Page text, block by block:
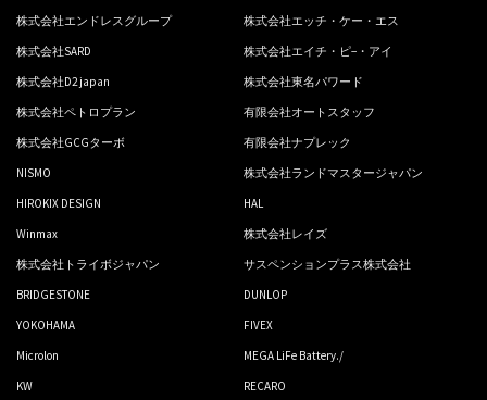
株式会社エンドレスグループ
株式会社エッチ・ケー・エス
株式会社SARD
株式会社エイチ・ピ−・アイ
株式会社D2 japan
株式会社東名パワード
株式会社ペトロプラン
有限会社オートスタッフ
株式会社GCGターボ
有限会社ナプレック
NISMO
株式会社ランドマスタージャパン
HIROKIX DESIGN
HAL
Winmax
株式会社レイズ
株式会社トライボジャパン
サスペンションプラス株式会社
BRIDGESTONE
DUNLOP
YOKOHAMA
FIVEX
Microlon
MEGA LiFe Battery./
KW
RECARO